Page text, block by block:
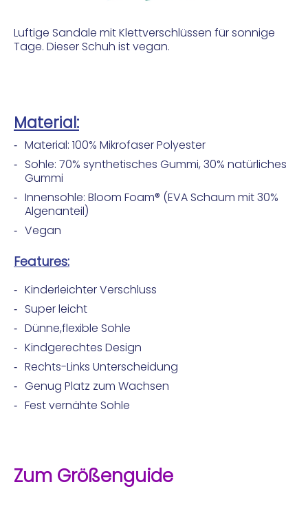
Luftige Sandale mit Klettverschlüssen für sonnige
Tage. Dieser Schuh ist vegan.
Material:
Material: 100% Mikrofaser Polyester
Sohle: 70% synthetisches Gummi, 30% natürliches
Gummi
Innensohle: Bloom Foam® (EVA Schaum mit 30%
Algenanteil)
Vegan
Features:
Kinderleichter Verschluss
Super leicht
Dünne,flexible Sohle
Kindgerechtes Design
Rechts-Links Unterscheidung
Genug Platz zum Wachsen
Fest vernähte Sohle
Zum Größenguide